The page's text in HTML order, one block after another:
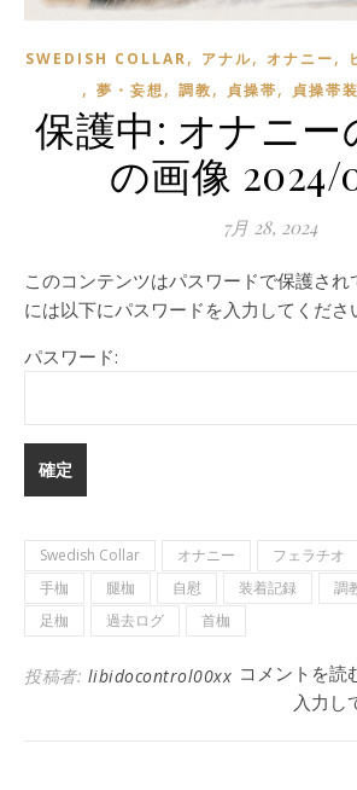
SWEDISH COLLAR, アナル, オナニー,
, 夢・妄想, 調教, 貞操帯, 貞操帯
保護中: オナニー
の画像 2024/
7月 28, 2024
このコンテンツはパスワードで保護され
には以下にパスワードを入力してくださ
パスワード:
Swedish Collar オナニー フェラチオ
手枷
腿枷 自慰 装着記録 調
足枷
過去ログ 首枷
投稿者: libidocontrol00xx コメントを読
入力し